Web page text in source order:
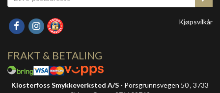
Kjøpsvilkår
FRAKT & BETALING
Klosterfoss Smykkeverksted A/S - Porsgrunnsvegen 50 , 3733